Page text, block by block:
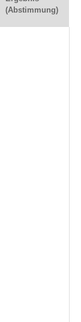
(Abstimmung)